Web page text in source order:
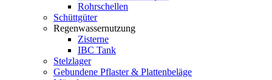
Rohrschellen
Schüttgüter
Regenwassernutzung
Zisterne
IBC Tank
Stelzlager
Gebundene Pflaster & Plattenbeläge